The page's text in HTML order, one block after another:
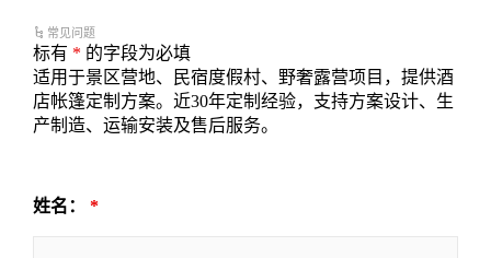
常见问题
标有 * 的字段为必填
适用于景区营地、民宿度假村、野奢露营项目，提供酒
店帐篷定制方案。近30年定制经验，支持方案设计、生
产制造、运输安装及售后服务。
姓名： *